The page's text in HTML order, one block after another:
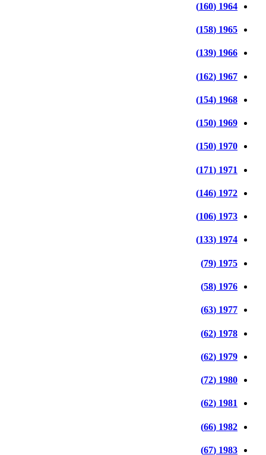
1964 (160)
1965 (158)
1966 (139)
1967 (162)
1968 (154)
1969 (150)
1970 (150)
1971 (171)
1972 (146)
1973 (106)
1974 (133)
1975 (79)
1976 (58)
1977 (63)
1978 (62)
1979 (62)
1980 (72)
1981 (62)
1982 (66)
1983 (67)